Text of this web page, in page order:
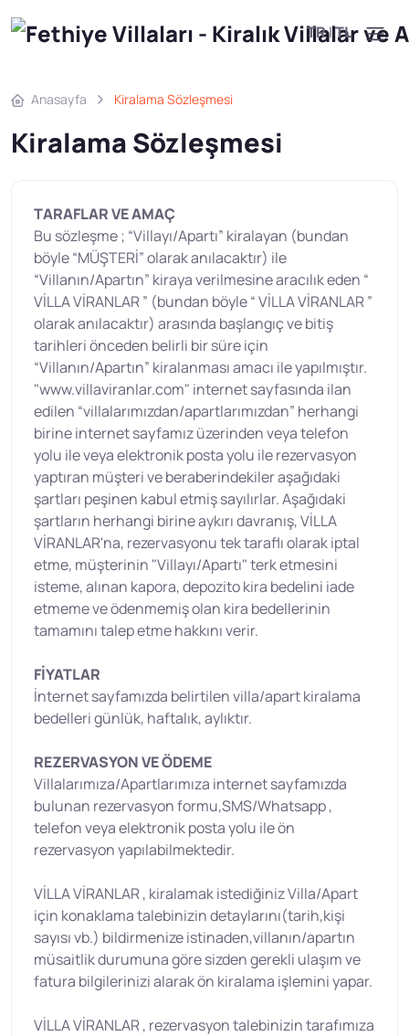
TR|TL
Anasayfa Kiralama Sözleşmesi
Kiralama Sözleşmesi
TARAFLAR VE AMAÇ
Bu sözleşme ; “Villayı/Apartı” kiralayan (bundan
böyle “MÜŞTERİ” olarak anılacaktır) ile
“Villanın/Apartın” kiraya verilmesine aracılık eden “
VİLLA VİRANLAR ” (bundan böyle “ VİLLA VİRANLAR ”
olarak anılacaktır) arasında başlangıç ve bitiş
tarihleri önceden belirli bir süre için
“Villanın/Apartın” kiralanması amacı ile yapılmıştır.
"www.villaviranlar.com" internet sayfasında ilan
edilen “villalarımızdan/apartlarımızdan” herhangi
birine internet sayfamız üzerinden veya telefon
yolu ile veya elektronik posta yolu ile rezervasyon
yaptıran müşteri ve beraberindekiler aşağıdaki
şartları peşinen kabul etmiş sayılırlar. Aşağıdaki
şartların herhangi birine aykırı davranış, VİLLA
VİRANLAR'na, rezervasyonu tek taraflı olarak iptal
etme, müşterinin "Villayı/Apartı" terk etmesini
isteme, alınan kapora, depozito kira bedelini iade
etmeme ve ödenmemiş olan kira bedellerinin
tamamını talep etme hakkını verir.
FİYATLAR
İnternet sayfamızda belirtilen villa/apart kiralama
bedelleri günlük, haftalık, aylıktır.
REZERVASYON VE ÖDEME
Villalarımıza/Apartlarımıza internet sayfamızda
bulunan rezervasyon formu,SMS/Whatsapp ,
telefon veya elektronik posta yolu ile ön
rezervasyon yapılabilmektedir.
VİLLA VİRANLAR , kiralamak istediğiniz Villa/Apart
için konaklama talebinizin detaylarını(tarih,kişi
sayısı vb.) bildirmenize istinaden,villanın/apartın
müsaitlik durumuna göre sizden gerekli ulaşım ve
fatura bilgilerinizi alarak ön kiralama işlemini yapar.
VİLLA VİRANLAR , rezervasyon talebinizin tarafımıza